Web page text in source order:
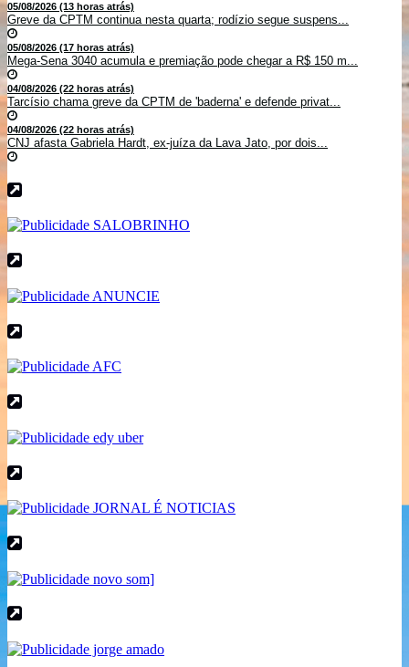
05/08/2026 (13 horas atrás)
Greve da CPTM continua nesta quarta; rodízio segue suspens...
05/08/2026 (17 horas atrás)
Mega-Sena 3040 acumula e premiação pode chegar a R$ 150 m...
04/08/2026 (22 horas atrás)
Tarcísio chama greve da CPTM de 'baderna' e defende privat...
04/08/2026 (22 horas atrás)
CNJ afasta Gabriela Hardt, ex-juíza da Lava Jato, por dois...